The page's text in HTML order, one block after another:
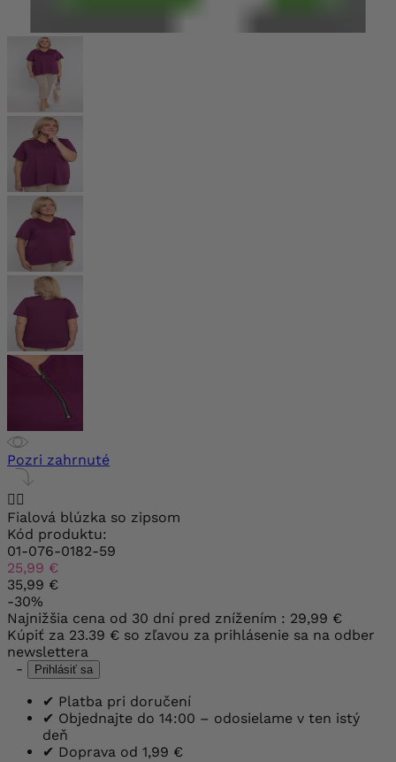
Pozri zahrnuté
 
Fialová blúzka so zipsom
Kód produktu:
01-076-0182-59
25,99 €
35,99 €
-30%
Najnižšia cena od 30 dní pred znížením : 29,99 €
Kúpiť za 23.39 € so zľavou za prihlásenie sa na odber
newslettera
-
Prihlásiť sa
✔ Platba pri doručení
✔ Objednajte do 14:00 – odosielame v ten istý
deň
✔ Doprava od 1,99 €